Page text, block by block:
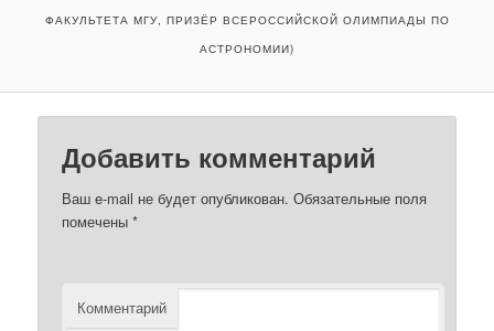
ФАКУЛЬТЕТА МГУ, ПРИЗЁР ВСЕРОССИЙСКОЙ ОЛИМПИАДЫ ПО
АСТРОНОМИИ)
Добавить комментарий
Ваш e-mail не будет опубликован. Обязательные поля
помечены*
Комментарий